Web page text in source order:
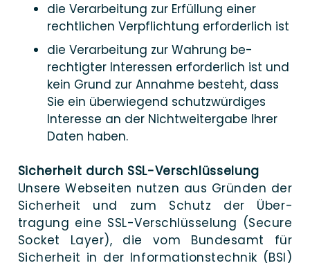
die Ver­arbeitung zur Er­füllung einer
recht­lichen Ver­pflichtung er­forderlich ist
die Ver­arbeitung zur Wah­rung be­
rechtigter Inter­es­sen er­forder­lich ist und
kein Grund zur An­nahme besteht, dass
Sie ein über­wiegend schutz­würdiges
Inter­es­se an der Nicht­weiter­gabe Ihrer
Daten haben.
Sicher­heit durch SSL-Verschlüsselung
Unse­re Web­seiten nut­zen aus Grün­den der
Siche­rheit und zum Schutz der Über­
tragung eine SSL-Ver­­­­­schlüs­­se­­lung (Secu­re
Socket Lay­er), die vom Bundes­amt für
Sicher­heit in der In­for­ma­tions­technik (BSI)